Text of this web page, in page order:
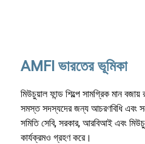
AMFI ভারতের ভূমিকা
মিউচুয়াল ফান্ড শিল্পে সামগ্রিক মান
সমস্ত সদস্যদের জন্য আচরণবিধি এবং
সমিতি সেবি, সরকার, আরবিআই এবং
কার্যক্রমও গ্রহণ করে।